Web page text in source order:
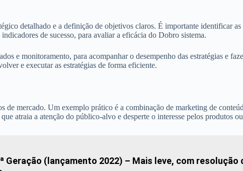
detalhado e a definição de objetivos claros. É importante identificar
de sucesso, para avaliar a eficácia do Dobro sistema.
e monitoramento, para acompanhar o desempenho das estratégias e
e executar as estratégias de forma eficiente.
de mercado. Um exemplo prático é a combinação de marketing de
atraia a atenção do público-alvo e desperte o interesse pelos produtos
Geração (lançamento 2022) – Mais leve, com